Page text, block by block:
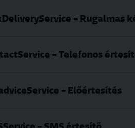
– Rugalmas
– Telefonos
– Előértesítés